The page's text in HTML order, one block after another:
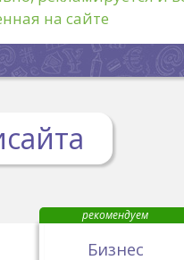
на сайте
рекомендуем
Бизнес